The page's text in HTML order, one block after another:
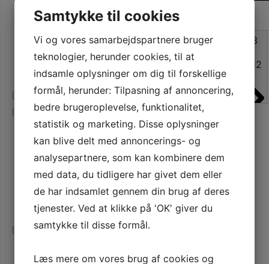
1
3
112
113
114
Mental magi (71)
Halloween (35)
Retro trylleri (6)
Gospel trick (2)
Tryllesæt (15)
Balloner (16)
Figurballoner (1)
Diverse balloner (5)
Ballontilbehør (8)
Ballonpumper (2)
Ballonbøger (2)
Ballon DVD'er (1)
Bugtaling (5)
Samtykke til cookies
Vi og vores samarbejdspartnere bruger
teknologier, herunder cookies, til at
indsamle oplysninger om dig til forskellige
formål, herunder: Tilpasning af annoncering,
bedre brugeroplevelse, funktionalitet,
statistik og marketing. Disse oplysninger
kan blive delt med annoncerings- og
analysepartnere, som kan kombinere dem
med data, du tidligere har givet dem eller
de har indsamlet gennem din brug af deres
tjenester. Ved at klikke på 'OK' giver du
samtykke til disse formål.
Læs mere om vores brug af cookies og